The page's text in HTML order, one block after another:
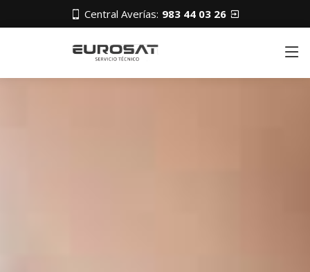
Central Averías: 983 44 03 26